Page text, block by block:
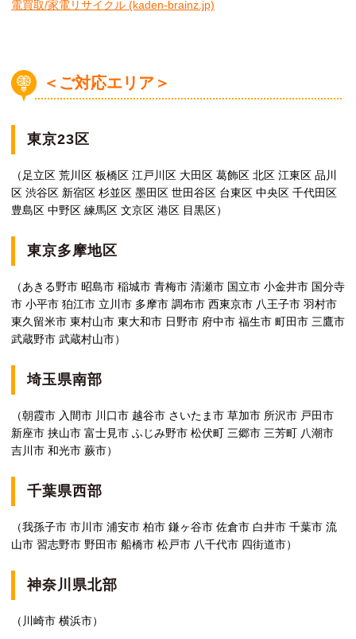
電買取/家電リサイクル (kaden-brainz.jp)
＜ご対応エリア＞
東京23区
（足立区 荒川区 板橋区 江戸川区 大田区 葛飾区 北区 江東区 品川
区 渋谷区 新宿区 杉並区 墨田区 世田谷区 台東区 中央区 千代田区
豊島区 中野区 練馬区 文京区 港区 目黒区）
東京多摩地区
（あきる野市 昭島市 稲城市 青梅市 清瀬市 国立市 小金井市 国分寺
市 小平市 狛江市 立川市 多摩市 調布市 西東京市 八王子市 羽村市
東久留米市 東村山市 東大和市 日野市 府中市 福生市 町田市 三鷹市
武蔵野市 武蔵村山市）
埼玉県南部
（朝霞市 入間市 川口市 越谷市 さいたま市 草加市 所沢市 戸田市
新座市 挟山市 富士見市 ふじみ野市 松伏町 三郷市 三芳町 八潮市
吉川市 和光市 蕨市）
千葉県西部
（我孫子市 市川市 浦安市 柏市 鎌ヶ谷市 佐倉市 白井市 千葉市 流
山市 習志野市 野田市 船橋市 松戸市 八千代市 四街道市）
神奈川県北部
（川崎市 横浜市）